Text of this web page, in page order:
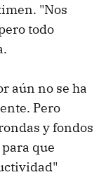
"Nos
todo
aún no se ha
Pero
y fondos
que